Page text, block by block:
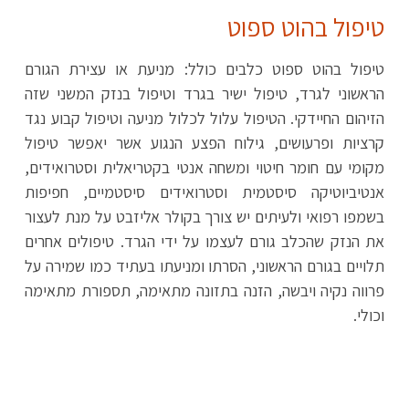
טיפול בהוט ספוט
טיפול בהוט ספוט כלבים כולל: מניעת או עצירת הגורם
הראשוני לגרד, טיפול ישיר בגרד וטיפול בנזק המשני שזה
הזיהום החיידקי. הטיפול עלול לכלול מניעה וטיפול קבוע נגד
קרציות ופרעושים, גילוח הפצע הנגוע אשר יאפשר טיפול
מקומי עם חומר חיטוי ומשחה אנטי בקטריאלית וסטרואידים,
אנטיביוטיקה סיסטמית וסטרואידים סיסטמיים, חפיפות
בשמפו רפואי ולעיתים יש צורך בקולר אליזבט על מנת לעצור
את הנזק שהכלב גורם לעצמו על ידי הגרד. טיפולים אחרים
תלויים בגורם הראשוני, הסרתו ומניעתו בעתיד כמו שמירה על
פרווה נקיה ויבשה, הזנה בתזונה מתאימה, תספורת מתאימה
וכולי.